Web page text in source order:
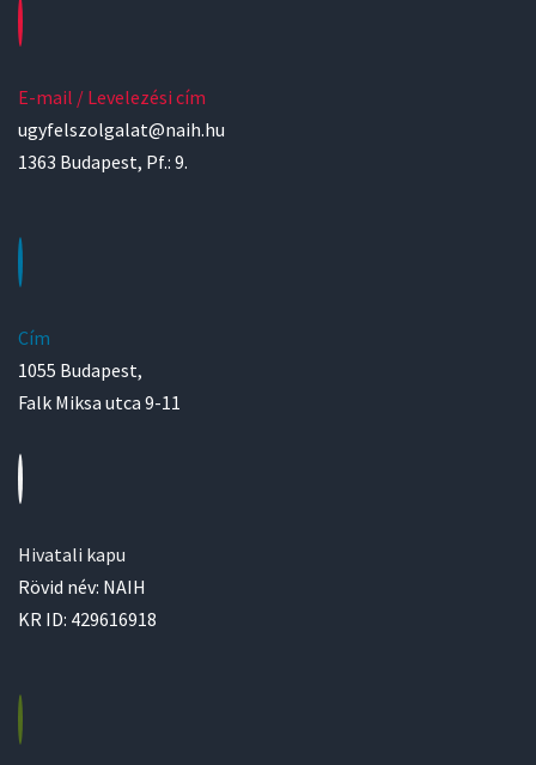
E-mail / Levelezési cím
ugyfelszolgalat@naih.hu
1363 Budapest, Pf.: 9.
Cím
1055 Budapest,
Falk Miksa utca 9-11
Hivatali kapu
Rövid név: NAIH
KR ID: 429616918